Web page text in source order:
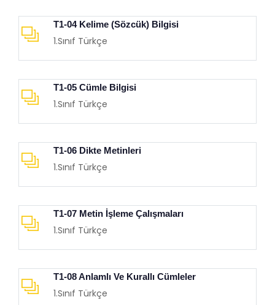
T1-04 Kelime (Sözcük) Bilgisi
1.Sınıf Türkçe
T1-05 Cümle Bilgisi
1.Sınıf Türkçe
T1-06 Dikte Metinleri
1.Sınıf Türkçe
T1-07 Metin İşleme Çalışmaları
1.Sınıf Türkçe
T1-08 Anlamlı Ve Kurallı Cümleler
1.Sınıf Türkçe